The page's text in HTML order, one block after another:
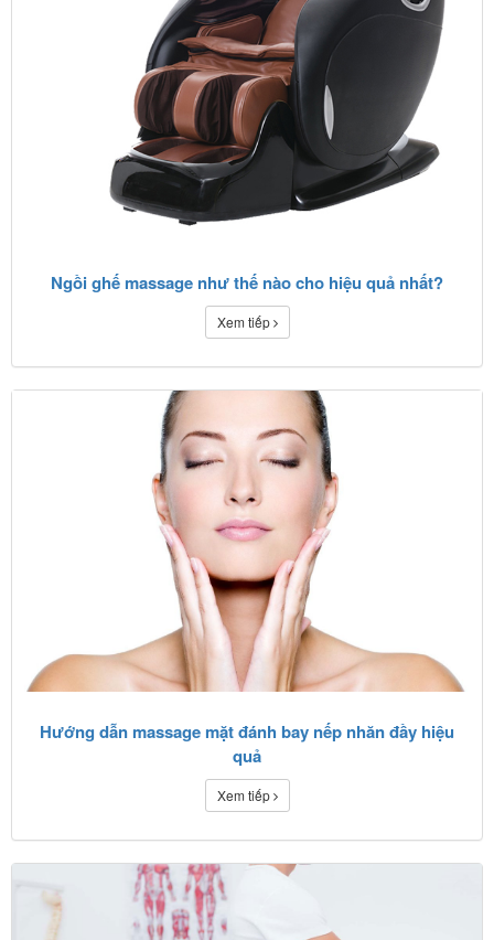
Ngồi ghế massage như thế nào cho hiệu quả nhất?
Xem tiếp
Hướng dẫn massage mặt đánh bay nếp nhăn đầy hiệu
quả
Xem tiếp